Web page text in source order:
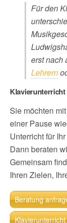
Für den
erst nach
Lehrern
Sie möchten
einer Pause
Unterricht für
Dann beraten
Gemeinsam
Ihren Zielen,
Beratung